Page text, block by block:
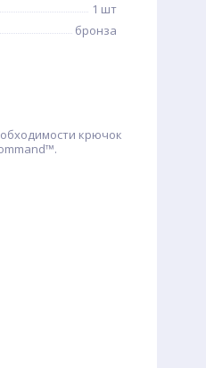
1 шт
бронза
крючок